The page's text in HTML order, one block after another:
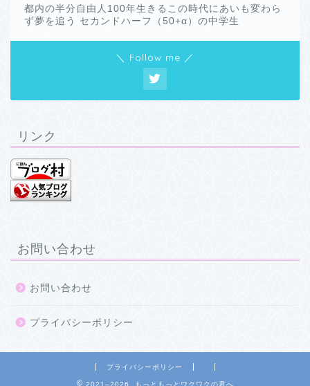
都内の半分自由人100年生きるこの時代にあいも変わら
ず夢を追う セカンドハーフ（50+α）の中学生
＼ Follow me ／
リンク
お問い合わせ
お問い合わせ
プライバシーポリシー
プライバシーポリシー
2021–2026 もっともっとワクワクの君へ